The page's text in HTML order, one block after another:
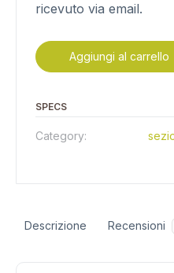
ricevuto via email.
Aggiungi al carrello
SPECS
Category:
Descrizione Recensioni